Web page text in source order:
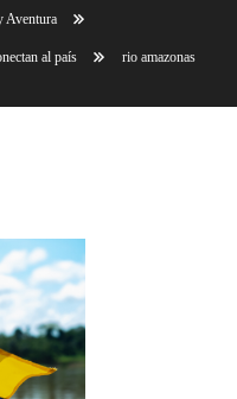
Aventura
al país rio amazonas